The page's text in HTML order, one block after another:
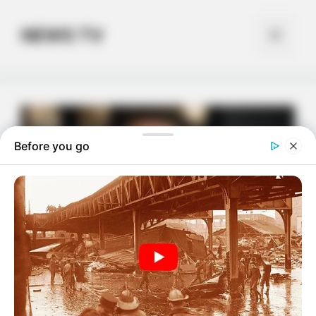
contentNEWS TV
Before you go